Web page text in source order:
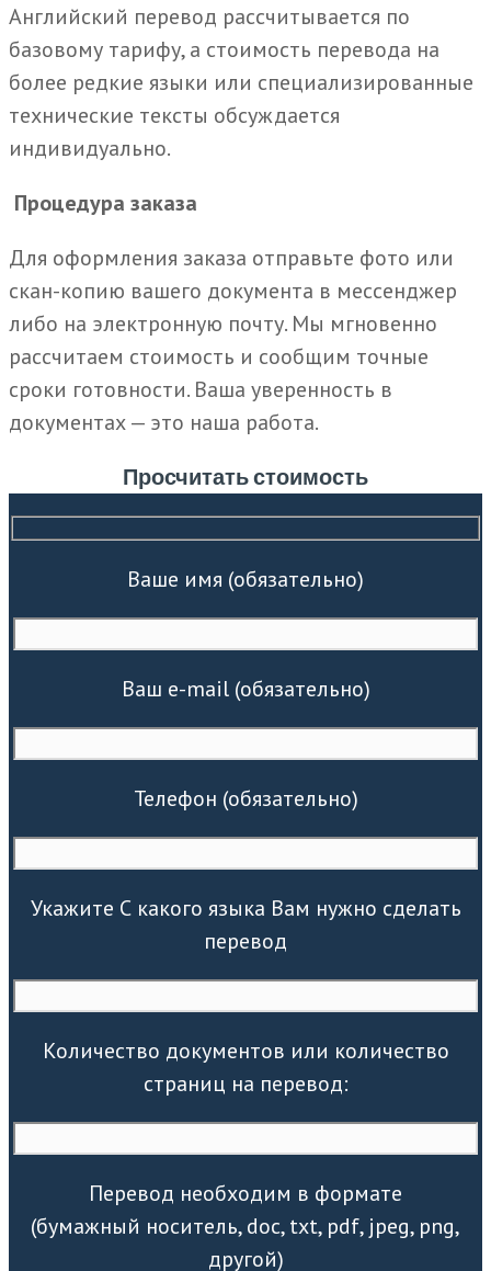
Английский перевод рассчитывается по
базовому тарифу, а стоимость перевода на
более редкие языки или специализированные
технические тексты обсуждается
индивидуально.
Процедура заказа
Для оформления заказа отправьте фото или
скан-копию вашего документа в мессенджер
либо на электронную почту. Мы мгновенно
рассчитаем стоимость и сообщим точные
сроки готовности. Ваша уверенность в
документах — это наша работа.
Просчитать стоимость
Ваше имя (обязательно)
Ваш e-mail (обязательно)
Телефон (обязательно)
Укажите С какого языка Вам нужно сделать
перевод
Количество документов или количество
страниц на перевод:
Перевод необходим в формате
(бумажный носитель, doc, txt, pdf, jpeg, png,
другой)